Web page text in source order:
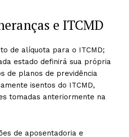
e ITCMD
de alíquota para o ITCMD;
estado definirá sua própria
de planos de previdência
isentos do ITCMD,
tomadas anteriormente na
de aposentadoria e